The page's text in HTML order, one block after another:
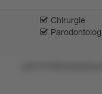
Chirurgie